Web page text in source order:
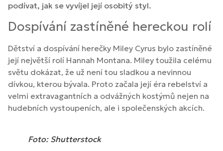
podívat, jak se vyvíjel její osobitý styl.
Dospívání zastíněné hereckou rolí
Dětství a dospívání herečky Miley Cyrus bylo zastíněné
její největší rolí Hannah Montana. Miley toužila celému
světu dokázat, že už není tou sladkou a nevinnou
dívkou, kterou bývala. Proto začala její éra rebelství a
velmi extravagantních a odvážných kostýmů nejen na
hudebních vystoupeních, ale i společenských akcích.
Foto: Shutterstock